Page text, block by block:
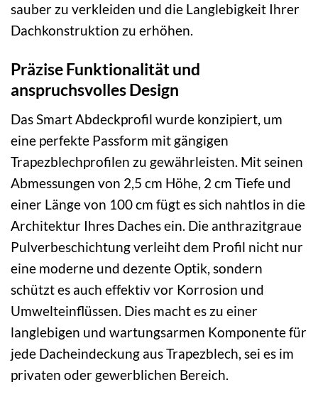
sauber zu verkleiden und die Langlebigkeit Ihrer
Dachkonstruktion zu erhöhen.
Präzise Funktionalität und
anspruchsvolles Design
Das Smart Abdeckprofil wurde konzipiert, um
eine perfekte Passform mit gängigen
Trapezblechprofilen zu gewährleisten. Mit seinen
Abmessungen von 2,5 cm Höhe, 2 cm Tiefe und
einer Länge von 100 cm fügt es sich nahtlos in die
Architektur Ihres Daches ein. Die anthrazitgraue
Pulverbeschichtung verleiht dem Profil nicht nur
eine moderne und dezente Optik, sondern
schützt es auch effektiv vor Korrosion und
Umwelteinflüssen. Dies macht es zu einer
langlebigen und wartungsarmen Komponente für
jede Dacheindeckung aus Trapezblech, sei es im
privaten oder gewerblichen Bereich.